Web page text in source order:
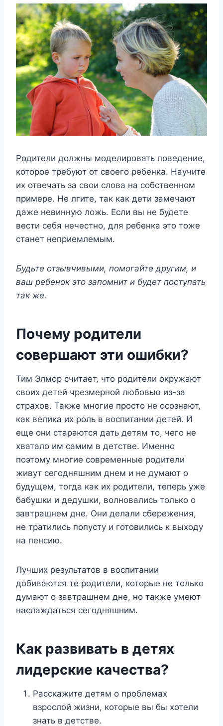
Родители должны моделировать поведение,
которое требуют от своего ребенка. Научите
их отвечать за свои слова на собственном
примере. Не лгите, так как дети замечают
даже невинную ложь. Если вы не будете
вести себя нечестно, для ребенка это тоже
станет неприемлемым.
Будьте отзывчивыми, помогайте другим, и
ваш ребенок это запомнит и будет поступать
так же.
Почему родители
совершают эти ошибки?
Тим Элмор считает, что родители окружают
своих детей чрезмерной любовью из-за
страхов. Также многие просто не осознают,
как велика их роль в воспитании детей. И
еще они стараются дать детям то, чего не
хватало им самим в детстве. Именно
поэтому многие современные родители
живут сегодняшним днем и не думают о
будущем, тогда как их родители, теперь уже
бабушки и дедушки, волновались только о
завтрашнем дне. Они делали сбережения,
не тратились попусту и готовились к выходу
на пенсию.
Лучших результатов в воспитании
добиваются те родители, которые не только
думают о завтрашнем дне, но также умеют
наслаждаться сегодняшним.
Как развивать в детях
лидерские качества?
Расскажите детям о проблемах
взрослой жизни, которые вы бы хотели
знать в детстве.